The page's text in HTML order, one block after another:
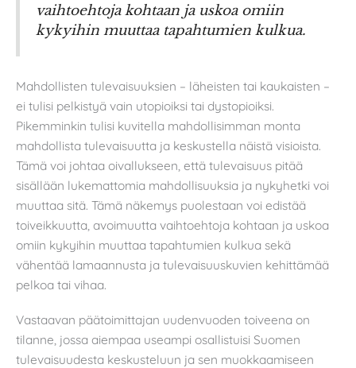
vaihtoehtoja kohtaan ja uskoa omiin
kykyihin muuttaa tapahtumien kulkua.
Mahdollisten tulevaisuuksien – läheisten tai kaukaisten –
ei tulisi pelkistyä vain utopioiksi tai dystopioiksi.
Pikemminkin tulisi kuvitella mahdollisimman monta
mahdollista tulevaisuutta ja keskustella näistä visioista.
Tämä voi johtaa oivallukseen, että tulevaisuus pitää
sisällään lukemattomia mahdollisuuksia ja nykyhetki voi
muuttaa sitä. Tämä näkemys puolestaan ​​voi edistää
toiveikkuutta, avoimuutta vaihtoehtoja kohtaan ja uskoa
omiin kykyihin muuttaa tapahtumien kulkua sekä
vähentää lamaannusta ja tulevaisuuskuvien kehittämää
pelkoa tai vihaa.
Vastaavan päätoimittajan uudenvuoden toiveena on
tilanne, jossa aiempaa useampi osallistuisi Suomen
tulevaisuudesta keskusteluun ja sen muokkaamiseen